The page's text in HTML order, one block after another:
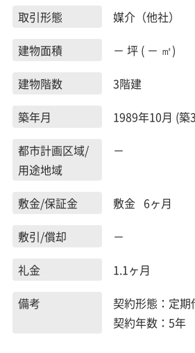
取引形態
媒介（他社）
建物面積
－ 坪 ( － ㎡)
建物階数
3階建
築年月
1989年10月 (築
都市計画区域/
用途地域
－
敷金/保証金
敷金 6ヶ月
敷引/償却
－
礼金
1.1ヶ月
備考
契約形態：定期
契約年数：5年